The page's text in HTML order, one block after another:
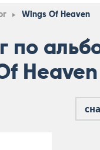
Wings Of Heaven
по
Heaven